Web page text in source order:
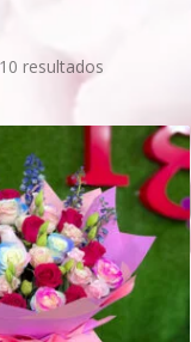
DEL PRODUCTO
resultados